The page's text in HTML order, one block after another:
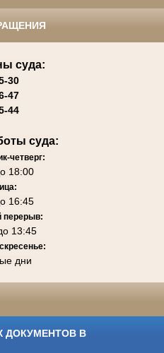
суда:
30
47
44
суда:
четверг:
18:00
16:45
перерыв:
13:45
дни
ДОКУМЕНТОВ В